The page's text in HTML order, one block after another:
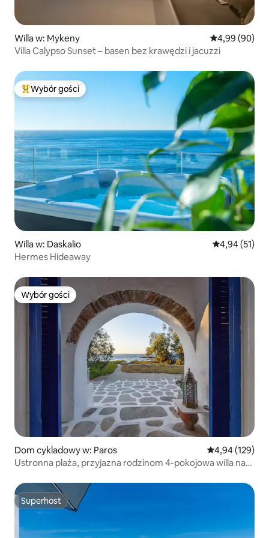
Willa w: Mykeny Średnia
4,99 (90)
Villa Calypso Sunset – basen bez krawędzi i jacuzzi
Najpopularniejsze z kategorii Wybór gości
Wybór gości
Willa w: Daskalio Średnia
4,94 (51)
Hermes Hideaway
Wybór gości
Wybór gości
Dom cykladowy w: Paros Średnia
4,94 (129)
Ustronna plaża, przyjazna rodzinom 4-pokojowa willa nad
Superhost
Superhost